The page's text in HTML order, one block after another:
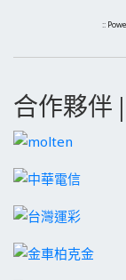
::
合作夥伴 |